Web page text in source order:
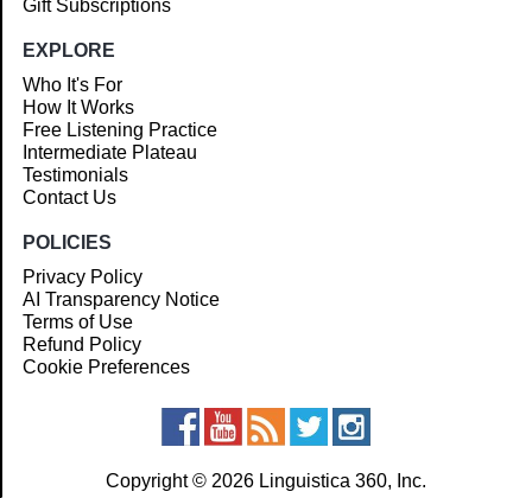
Gift Subscriptions
EXPLORE
Who It's For
How It Works
Free Listening Practice
Intermediate Plateau
Testimonials
Contact Us
POLICIES
Privacy Policy
AI Transparency Notice
Terms of Use
Refund Policy
Cookie Preferences
Copyright © 2026 Linguistica 360, Inc.